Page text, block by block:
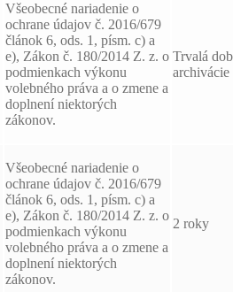
Všeobecné nariadenie o
ochrane údajov č. 2016/679
článok 6, ods. 1, písm. c) a
e), Zákon č. 180/2014 Z. z. o
podmienkach výkonu
volebného práva a o zmene a
doplnení niektorých
zákonov.
Trvalá
archivácie
Všeobecné nariadenie o
ochrane údajov č. 2016/679
článok 6, ods. 1, písm. c) a
e), Zákon č. 180/2014 Z. z. o
podmienkach výkonu
volebného práva a o zmene a
doplnení niektorých
zákonov.
2 roky